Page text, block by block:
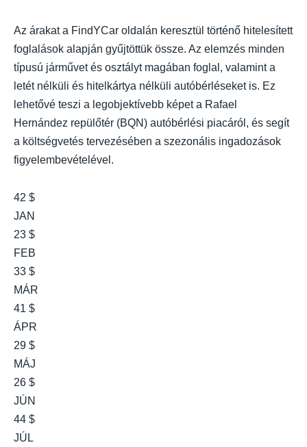
Az árakat a FindYCar oldalán keresztül történő hitelesített
foglalások alapján gyűjtöttük össze. Az elemzés minden
típusú járművet és osztályt magában foglal, valamint a
letét nélküli és hitelkártya nélküli autóbérléseket is. Ez
lehetővé teszi a legobjektívebb képet a Rafael
Hernández repülőtér (BQN) autóbérlési piacáról, és segít
a költségvetés tervezésében a szezonális ingadozások
figyelembevételével.
42 $
JAN
23 $
FEB
33 $
MÁR
41 $
ÁPR
29 $
MÁJ
26 $
JÚN
44 $
JÚL